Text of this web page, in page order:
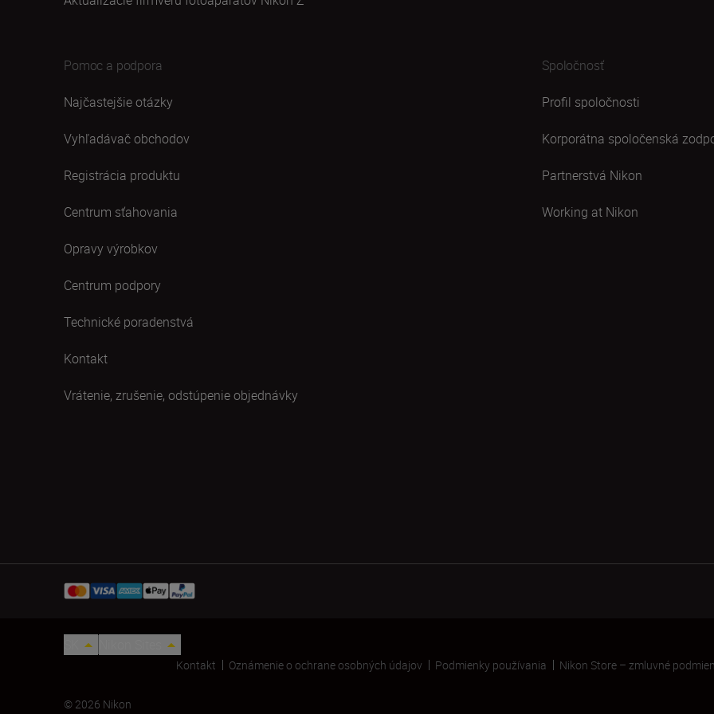
Pomoc a podpora
Najčastejšie otázky
Vyhľadávač obchodov
Registrácia produktu
Centrum sťahovania
Opravy výrobkov
Centrum podpory
Technické poradenstvá
Kontakt
Vrátenie, zrušenie, odstúpenie objednávky
Spoločnosť
Profil spoločnosti
Korporátna spoločenská
Partnerstvá Nikon
Working at Nikon
Kontakt Oznámenie o ochrane osobných údajov Podmienky používania Nikon Store – zmluvné
© 2026 Nikon